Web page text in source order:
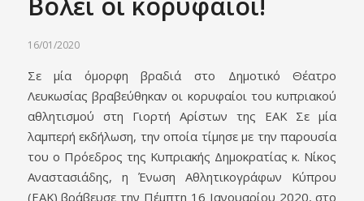
16/01/2020
Σε μία όμορφη βραδιά στο Δημοτικό Θέατρο
Λευκωσίας βραβεύθηκαν οι κορυφαίοι του κυπριακού
αθλητισμού στη Γιορτή Αρίστων της ΕΑΚ Σε μία
λαμπερή εκδήλωση, την οποία τίμησε με την παρουσία
του ο Πρόεδρος της Κυπριακής Δημοκρατίας κ. Νίκος
Αναστασιάδης, η Ένωση Αθλητικογράφων Κύπρου
(ΕΑΚ) βράβευσε την Πέμπτη 16 Ιανουαρίου 2020, στο